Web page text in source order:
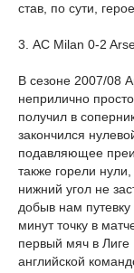
став, по сути,
3. AC Milan 0-2
В сезоне 2007/08
неприлично
получил в
закончился
подавляющее
также горели
нижний угол не
добыв нам
минут точку в
первый мяч в Лиге
английской